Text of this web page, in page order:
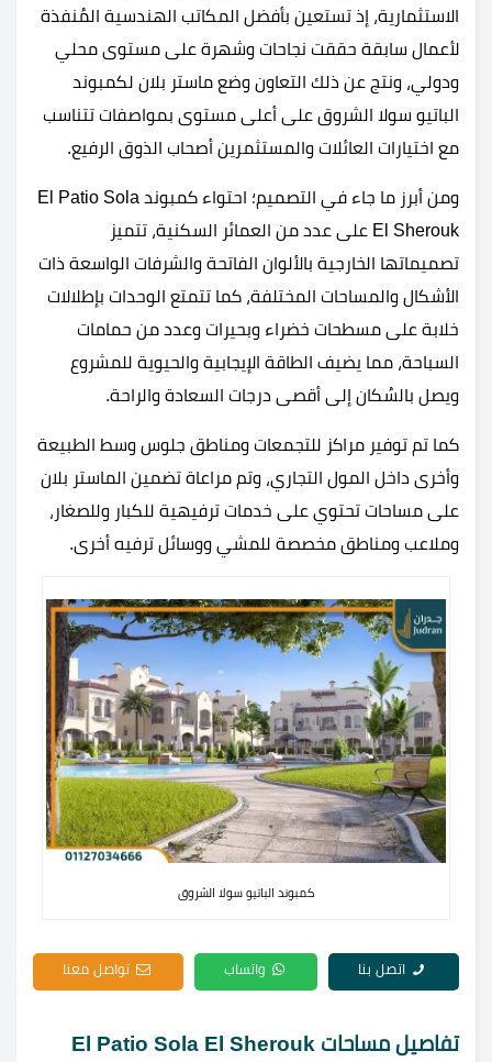
الاستثمارية، إذ تستعين بأفضل المكاتب الهندسية المُنفذة
لأعمال سابقة حققت نجاحات وشهرة على مستوى محلي
ودولي، ونتج عن ذلك التعاون وضع ماستر بلان لكمبوند
الباتيو سولا الشروق على أعلى مستوى بمواصفات تتناسب
مع اختيارات العائلات والمستثمرين أصحاب الذوق الرفيع.
ومن أبرز ما جاء في التصميم؛ احتواء كمبوند El Patio Sola
El Sherouk على عدد من العمائر السكنية، تتميز
تصميماتها الخارجية بالألوان الفاتحة والشرفات الواسعة ذات
الأشكال والمساحات المختلفة، كما تتمتع الوحدات بإطلالات
خلابة على مسطحات خضراء وبحيرات وعدد من حمامات
السباحة، مما يضيف الطاقة الإيجابية والحيوية للمشروع
ويصل بالسُكان إلى أقصى درجات السعادة والراحة.
كما تم توفير مراكز للتجمعات ومناطق جلوس وسط الطبيعة
وأخرى داخل المول التجاري، وتم مراعاة تضمين الماستر بلان
على مساحات تحتوي على خدمات ترفيهية للكبار وللصغار،
وملاعب ومناطق مخصصة للمشي ووسائل ترفيه أخرى.
كمبوند الباتيو سولا الشروق
اتصل بنا واتساب تواصل معنا
تفاصيل مساحات El Patio Sola El Sherouk